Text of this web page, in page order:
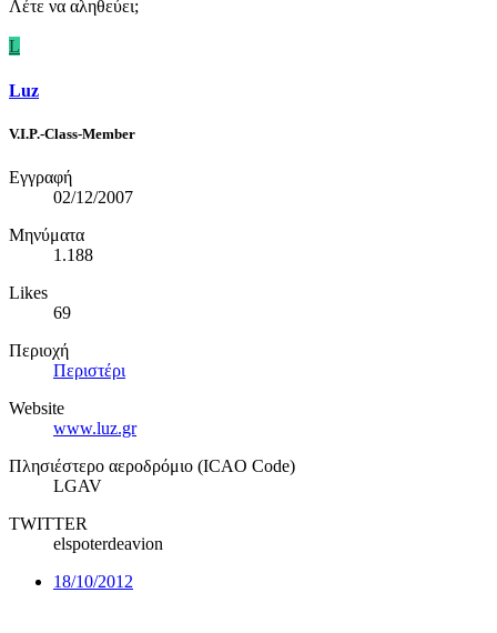
Λέτε να αληθεύει;
L
Luz
V.I.P.-Class-Member
Εγγραφή
02/12/2007
Μηνύματα
1.188
Likes
69
Περιοχή
Περιστέρι
Website
www.luz.gr
Πλησιέστερο αεροδρόμιο (ICAO Code)
LGAV
TWITTER
elspoterdeavion
18/10/2012